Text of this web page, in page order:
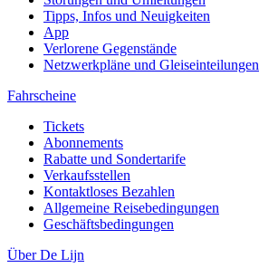
Tipps, Infos und Neuigkeiten
App
Verlorene Gegenstände
Netzwerkpläne und Gleiseinteilungen
Fahrscheine
Tickets
Abonnements
Rabatte und Sondertarife
Verkaufsstellen
Kontaktloses Bezahlen
Allgemeine Reisebedingungen
Geschäftsbedingungen
Über De Lijn